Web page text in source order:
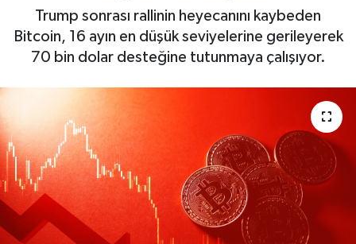
Trump sonrası rallinin heyecanını kaybeden
Bitcoin, 16 ayın en düşük seviyelerine gerileyerek
70 bin dolar desteğine tutunmaya çalışıyor.
Gündem
Şirket Haberleri
Borsa Gundem
BIST 100 Isı Haritası
Coin Isı Haritası